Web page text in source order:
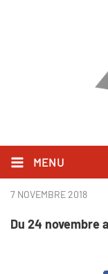
MENU
Les temps
7 NOVEMBRE 2018
Du 24 novembre